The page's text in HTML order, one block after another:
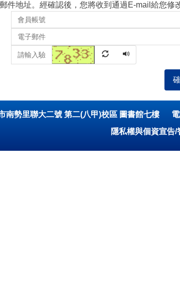
件地址。經確認後，您將收到通過E-mail給您修
南勢里聯大二號 第二(八甲)校區 圖書館七樓
隱私權與個資宣告/